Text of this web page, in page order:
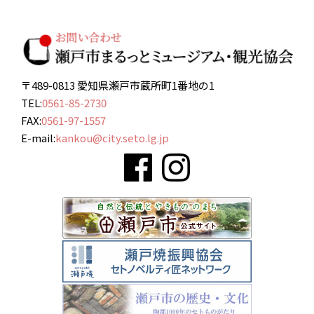
〒489-0813 愛知県瀬戸市蔵所町1番地の1
TEL:0561-85-2730
FAX:0561-97-1557
E-mail:kankou@city.seto.lg.jp